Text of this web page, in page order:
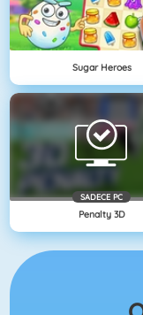
Sugar Heroes
SADECE PC
Penalty 3D